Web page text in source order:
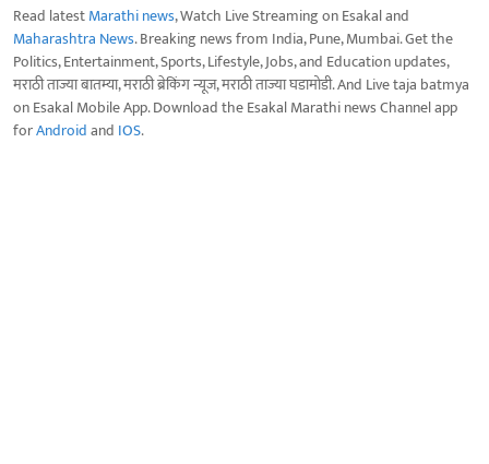
Read latestMarathi news, Watch Live Streaming on Esakal and
Maharashtra News. Breaking news from India, Pune, Mumbai. Get the
Politics, Entertainment, Sports, Lifestyle, Jobs, and Education updates,
मराठी ताज्या बातम्या, मराठी ब्रेकिंग न्यूज, मराठी ताज्या घडामोडी. And Live taja batmya
on Esakal Mobile App. Download the Esakal Marathi news Channel app
forAndroidand IOS.